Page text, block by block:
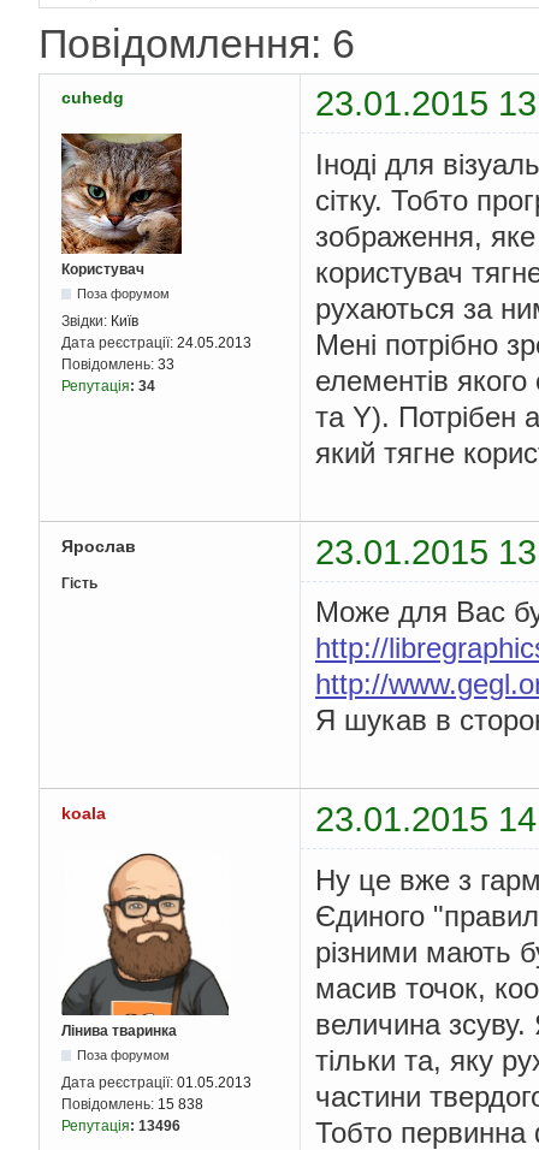
Повідомлення: 6
cuhedg 23.01.2015
Користувач
Поза форумом
Звідки: Київ
Дата реєстрації: 24.05.2013
Повідомлень: 33
Репутація: 34
Іноді для
сітку. Тобто
зображення,
користувач
рухаються за
Мені потрібно
елементів
та Y). Потрібен
який тягне
Ярослав 23.01.2015
Гість
Може для Вас
http://
http://
Я шукав в
koala 23.01.2015
Лінива тваринка
Поза форумом
Дата реєстрації: 01.05.2013
Повідомлень: 15 838
Репутація: 13496
Ну це вже з
Єдиного
різними мають
масив точок,
величина
тільки та, яку
частини
Тобто